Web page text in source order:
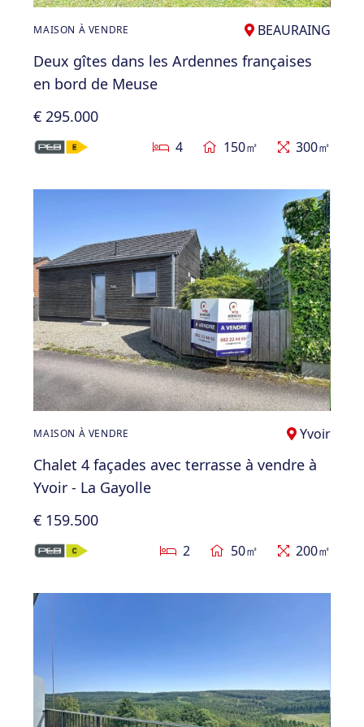
MAISON À VENDRE BEAURAING
Deux gîtes dans les Ardennes françaises
en bord de Meuse
€ 295.000
4 150㎡ 300㎡
MAISON À VENDRE Yvoir
Chalet 4 façades avec terrasse à vendre à
Yvoir - La Gayolle
€ 159.500
2 50㎡ 200㎡